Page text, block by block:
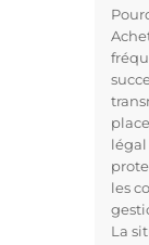
légal
les
La